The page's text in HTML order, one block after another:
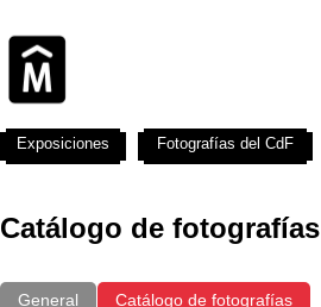
Catálogo de fotografías
General Catálogo de fotografías
Exposiciones Fotografías del CdF